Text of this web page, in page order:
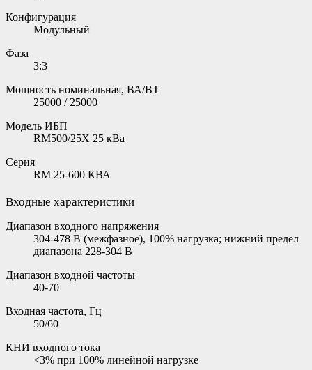
Конфигурация
Модульный
Фаза
3:3
Мощность номинальная, ВА/ВТ
25000 / 25000
Модель ИБП
RM500/25X 25 кВа
Серия
RM 25-600 КВА
Входные характеристики
Диапазон входного напряжения
304-478 В (межфазное), 100% нагрузка; нижний предел
диапазона 228-304 В
Диапазон входной частоты
40-70
Входная частота, Гц
50/60
КНИ входного тока
<3% при 100% линейной нагрузке